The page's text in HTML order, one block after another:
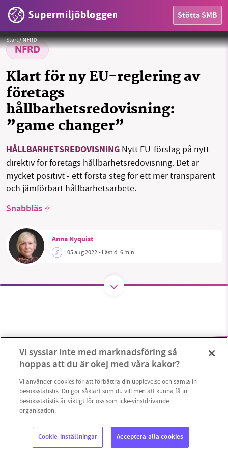
Supermiljöbloggen Stötta SMB
OMRÅDEN
MILJÖFAKTA
OM OSS
Facebook Instagram BlueSky
Threads
Start/NFRD
NFRD
Klart för ny EU-reglering av
företags
hållbarhetsredovisning:
”game changer”
HÅLLBARHETSREDOVISNING Nytt EU-förslag på nytt
direktiv för företags hållbarhetsredovisning. Det är
mycket positivt - ett första steg för ett mer transparent
och jämförbart hållbarhetsarbete.
Snabbläs
Anna Nyquist
05 aug 2022• Lästid:6 min
Foto:Pixabay
starten 2010 har vår ideella redaktion drivit
vill hjälpa oss.
Stötta vårt arbete genom att swisha en slant till
1231368703
Läs vad vi vill göra
Vi sysslar inte med marknadsföring så
hoppas att du är okej med våra kakor?
Vi använder cookies för att förbättra din upplevelse och samla in
besöksstatistik. Du gör såklart som du vill men att kunna få in
besöksstatistik är viktigt för oss som icke-vinstdrivande
organisation.
Cookie-inställningar Acceptera alla cookies